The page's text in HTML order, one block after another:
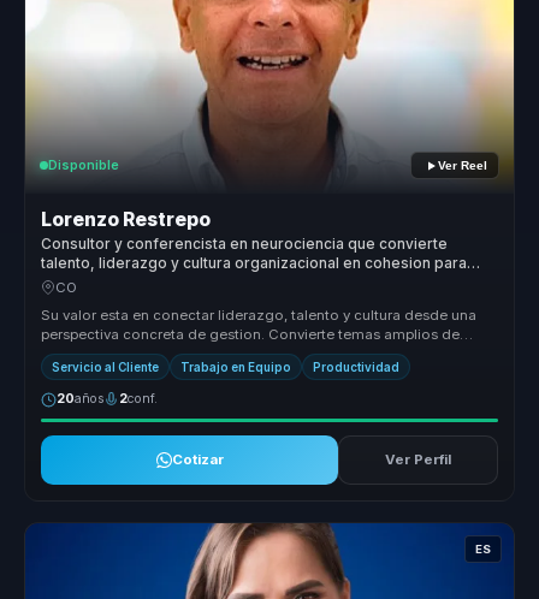
Disponible Ver Reel
Lorenzo Restrepo
Consultor y conferencista en neurociencia que convierte
talento, liderazgo y cultura organizacional en cohesion para
equipos.
CO
Su valor esta en conectar liderazgo, talento y cultura desde una
perspectiva concreta de gestion. Convierte temas amplios de
alineacion y...
Servicio al Cliente Trabajo en Equipo Productividad
20años 2conf.
Cotizar Ver Perfil
ES